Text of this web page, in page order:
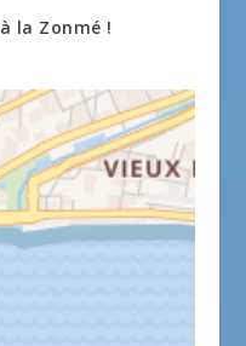
la Zonmé !